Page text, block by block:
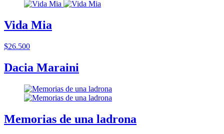
Vida Mia
$26.500
Dacia Maraini
Memorias de una ladrona